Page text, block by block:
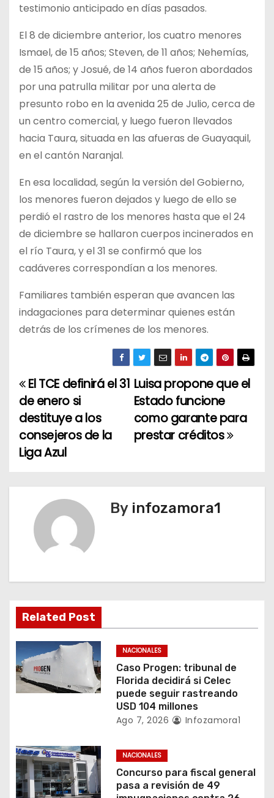
testimonio anticipado en días pasados.
El 8 de diciembre anterior, los cuatro menores
Ismael, de 15 años; Steven, de 11 años; Nehemías,
de 15 años; y Josué, de 14 años fueron abordados
por una patrulla militar por una alerta de
presunto robo en la avenida 25 de Julio, cerca de
un centro comercial, y luego fueron llevados
hacia Taura, situada en las afueras de Guayaquil,
en el cantón Naranjal.
En esa localidad, según la versión del Gobierno,
los menores fueron dejados y luego de ello se
perdió el rastro de los menores hasta que el 24
de diciembre se hallaron cuerpos incinerados en
el río Taura, y el 31 se confirmó que los
cadáveres correspondían a los menores.
Familiares también esperan que avancen las
indagaciones para determinar quienes están
detrás de los crímenes de los menores.
N
a
v
e
g
n
d
e
e
t
r
Luisa propone que el
Estado funcione
como garante para
prestar créditos
El TCE definirá el 31
de enero si
destituye a los
consejeros de la
Liga Azul
By infozamora1
Related Post
NACIONALES
Caso Progen: tribunal de
Florida decidirá si Celec
puede seguir rastreando
USD 104 millones
Ago 7, 2026 Infozamora1
NACIONALES
Concurso para fiscal general
pasa a revisión de 49